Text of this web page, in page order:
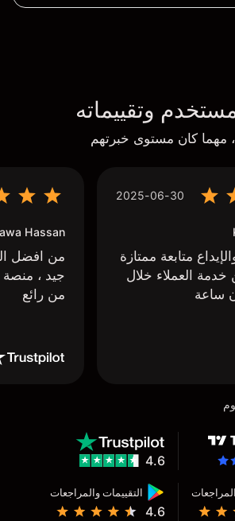
وتقييماته
مهما كان مستوى خبرتهم
2025-06-30
متابعة ممتازة
العملاء خلال
ساعة
Hassan
من افضل
جيد ،
من رائع
التقييمات والمراجعات
4.6
4.6